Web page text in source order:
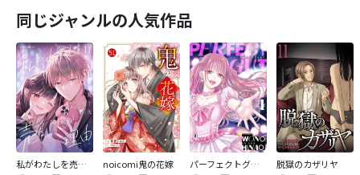
同じジャンルの人気作品
私がわたしを売る理由
noicomi鬼の花嫁
パーフェクトグリッター
脱獄のカザリヤ